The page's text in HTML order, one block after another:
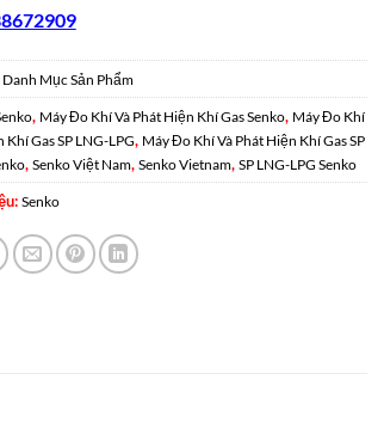
Danh Mục Sản Phẩm
, Máy Đo Khí Và Phát Hiện Khí Gas Senko, Máy Đo Khí
Khí Gas SP LNG-LPG, Máy Đo Khí Và Phát Hiện Khí Gas SP
, Senko Việt Nam, Senko Vietnam, SP LNG-LPG Senko
Senko